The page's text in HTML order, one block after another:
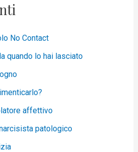
No Contact
quando lo hai lasciato
affettivo
patologico